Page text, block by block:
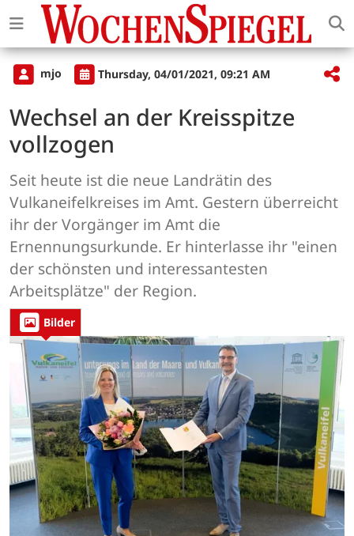
mjo Thursday, 04/01/2021, 09:21 AM
Wechsel an der Kreisspitze
vollzogen
Seit heute ist die neue Landrätin des
Vulkaneifelkreises im Amt. Gestern überreicht
ihr der Vorgänger im Amt die
Ernennungsurkunde. Er hinterlasse ihr "einen
der schönsten und interessantes­ten
Arbeitsplätze" der Region.
Bilder